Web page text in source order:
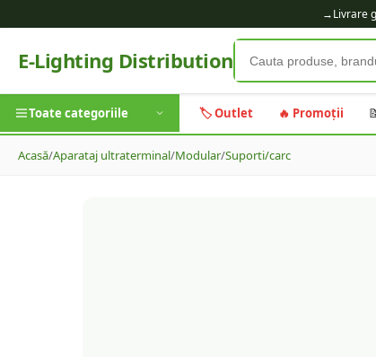
→Livrare
E-Lighting Distribution
Toate categoriile 🏷️ Outlet 🔥 Promoții
Acasă/Aparataj ultraterminal/Modular/Suporti/carc